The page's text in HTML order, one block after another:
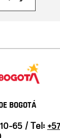
BOGOTÁ
65 / Tel: